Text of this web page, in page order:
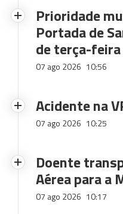
Prioridade
Portada de
de terça-feira
07 ago 2026 10:56
Acidente na
07 ago 2026 10:25
Doente
Aérea para a
07 ago 2026 10:17